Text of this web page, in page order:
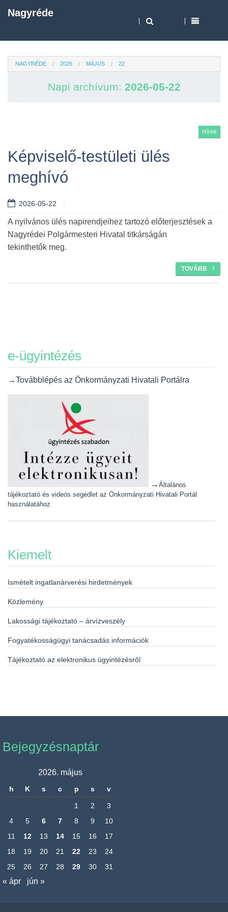
Nagyréde
NAGYRÉDE 2026 MÁJUS 22
Napi archívum: 2026-05-22
Hírek
Képviselő-testületi ülés
meghívó
2026-05-22
A nyilvános ülés napirendjeihez tartozó előterjesztések a
Nagyrédei Polgármesteri Hivatal titkárságán
tekinthetők meg.
TOVÁBB
e-ügyintézés
→Továbblépés az Önkormányzati Hivatali Portálra
→ Általános
tájékoztató és videós segédlet az Önkormányzati Hivatali Portál
használatához
Kiemelt
Ismételt ingatlanárverési hirdetmények
Közlemény
Lakossági tájékoztató – árvízveszély
Fogyatékosságügyi tanácsadás információk
Tájékoztató az elektronikus ügyintézésről
Bejegyzésnaptár
2026. május
h K s c p s v
1 2
3
4
5 6 7 8 9
10
11
12 13 14 15 16
17
18
19 20 21 22 23
24
25
26 27 28 29 30 31
« ápr jún »